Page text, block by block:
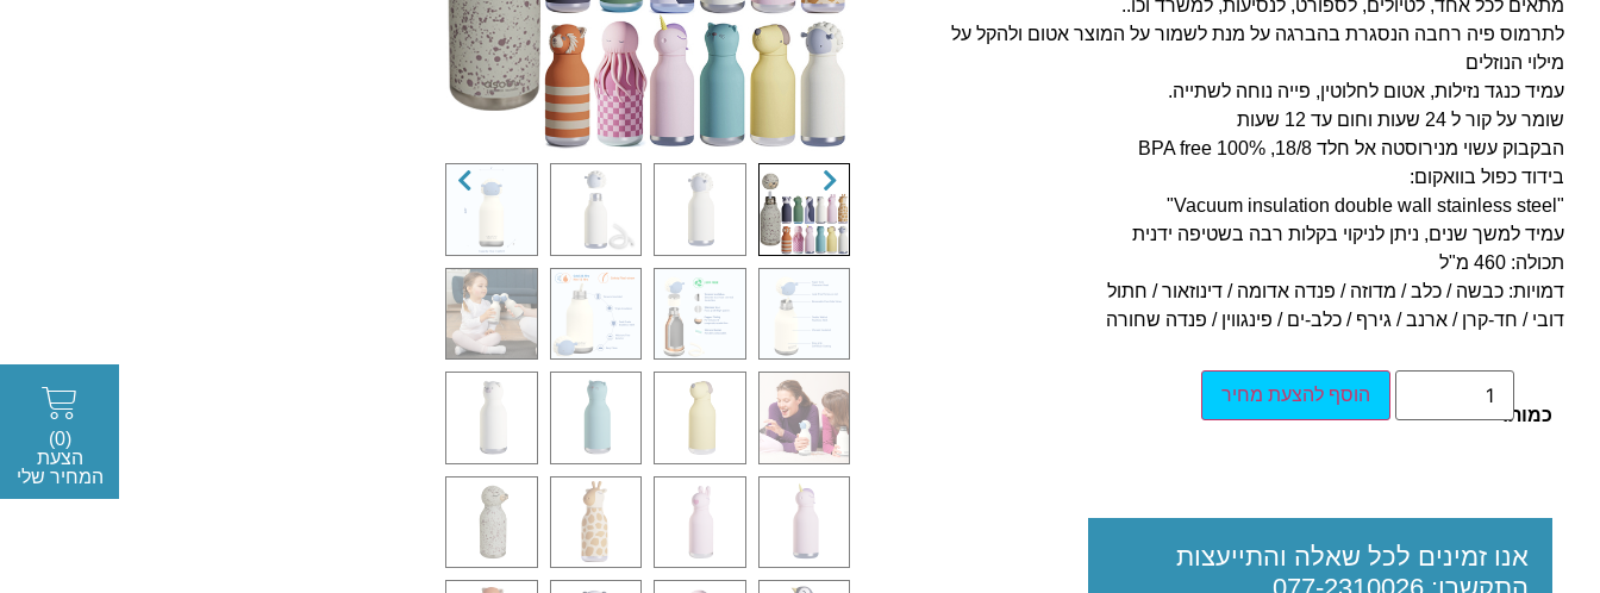
מתאים לכל אחד, לטיולים, לספורט, לנסיעות, למשרד וכו..
לתרמוס פיה רחבה הנסגרת בהברגה על מנת לשמור על המוצר אטום ולהקל על
מילוי הנוזלים
עמיד כנגד נזילות, אטום לחלוטין, פייה נוחה לשתייה.
שומר על קור ל 24 שעות וחום עד 12 שעות
הבקבוק עשוי מנירוסטה אל חלד 18/8, BPA free 100%
בידוד כפול בוואקום:
"Vacuum insulation double wall stainless steel"
עמיד למשך שנים, ניתן לניקוי בקלות רבה בשטיפה ידנית
תכולה: 460 מ"ל
דמויות: כבשה / כלב / מדוזה / פנדה אדומה / דינוזאור / חתול
דובי / חד-קרן / ארנב / גירף / כלב-ים / פינגווין / פנדה שחורה
כמות:
הוסף להצעת מחיר
אנו זמינים לכל שאלה והתייעצות
(0)
הצעת
המחיר שלי